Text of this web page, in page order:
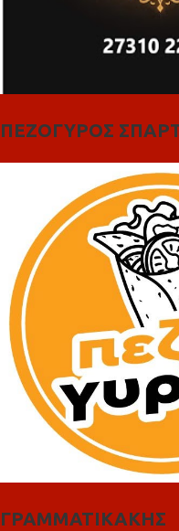
ΠΕΖΟΓΥΡΟΣ
ΓΡΑΜΜΑΤΙΚΑΚΗΣ